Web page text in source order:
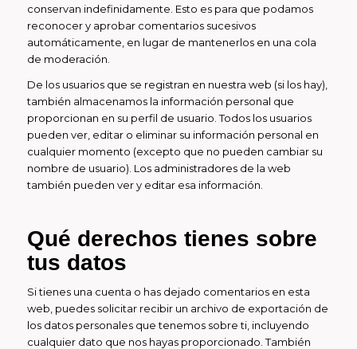
conservan indefinidamente. Esto es para que podamos
reconocer y aprobar comentarios sucesivos
automáticamente, en lugar de mantenerlos en una cola
de moderación.
De los usuarios que se registran en nuestra web (si los hay),
también almacenamos la información personal que
proporcionan en su perfil de usuario. Todos los usuarios
pueden ver, editar o eliminar su información personal en
cualquier momento (excepto que no pueden cambiar su
nombre de usuario). Los administradores de la web
también pueden ver y editar esa información.
Qué derechos tienes sobre
tus datos
Si tienes una cuenta o has dejado comentarios en esta
web, puedes solicitar recibir un archivo de exportación de
los datos personales que tenemos sobre ti, incluyendo
cualquier dato que nos hayas proporcionado. También